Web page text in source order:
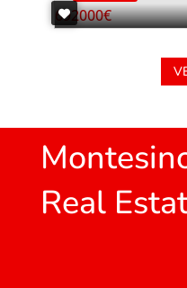
Real